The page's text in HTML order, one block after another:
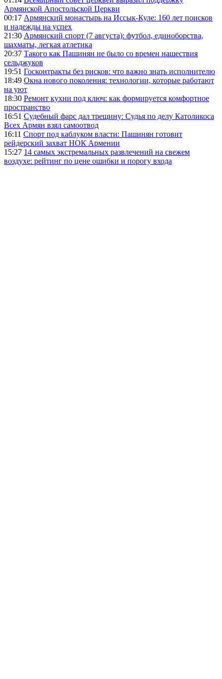
Армянской Апостольской Церкви
00:17 Армянский монастырь на Иссык-Куле: 160 лет поисков
и надежды на успех
21:30 Армянский спорт (7 августа): футбол, единоборства,
шахматы, легкая атлетика
20:37 Такого как Пашинян не было со времен нашествия
сельджуков
19:51 Госконтракты без рисков: что важно знать исполнителю
18:49 Окна нового поколения: технологии, которые работают
на уют
18:30 Ремонт кухни под ключ: как формируется комфортное
пространство
16:51 Судебный фарс дал трещину: Судья по делу Католикоса
Всех Армян взял самоотвод
16:11 Спорт под каблуком власти: Пашинян готовит
рейдерский захват НОК Армении
15:27 14 самых экстремальных развлечений на свежем
воздухе: рейтинг по цене ошибки и порогу входа